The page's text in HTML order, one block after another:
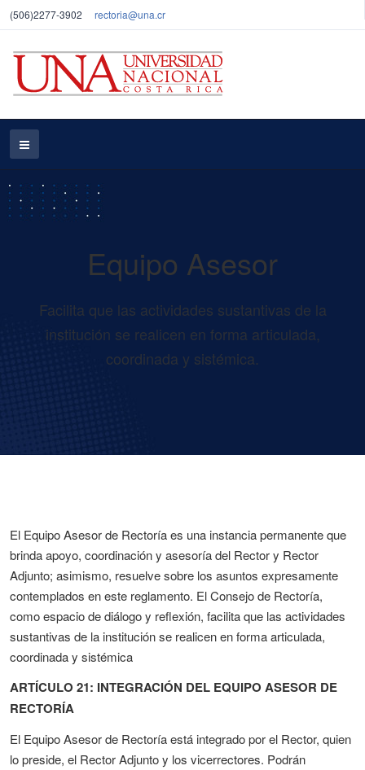
(506)2277-3902 rectoria@una.cr
Equipo Asesor
Facilita que las actividades sustantivas de la
institución se realicen en forma articulada,
coordinada y sistémica.
El Equipo Asesor de Rectoría es una instancia permanente que
brinda apoyo, coordinación y asesoría del Rector y Rector
Adjunto; asimismo, resuelve sobre los asuntos expresamente
contemplados en este reglamento. El Consejo de Rectoría,
como espacio de diálogo y reflexión, facilita que las actividades
sustantivas de la institución se realicen en forma articulada,
coordinada y sistémica
ARTÍCULO 21: INTEGRACIÓN DEL EQUIPO ASESOR DE
RECTORÍA
El Equipo Asesor de Rectoría está integrado por el Rector, quien
lo preside, el Rector Adjunto y los vicerrectores. Podrán